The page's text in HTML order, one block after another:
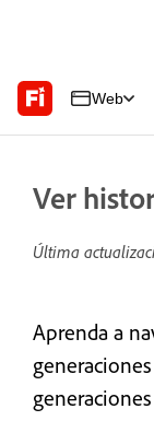
Web
Ver
Última
Aprenda a